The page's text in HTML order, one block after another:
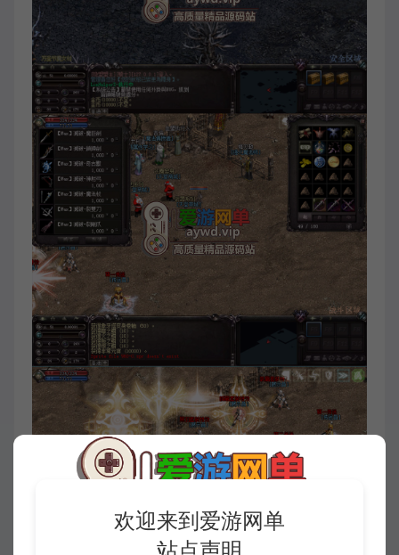
欢迎来到爱游网单